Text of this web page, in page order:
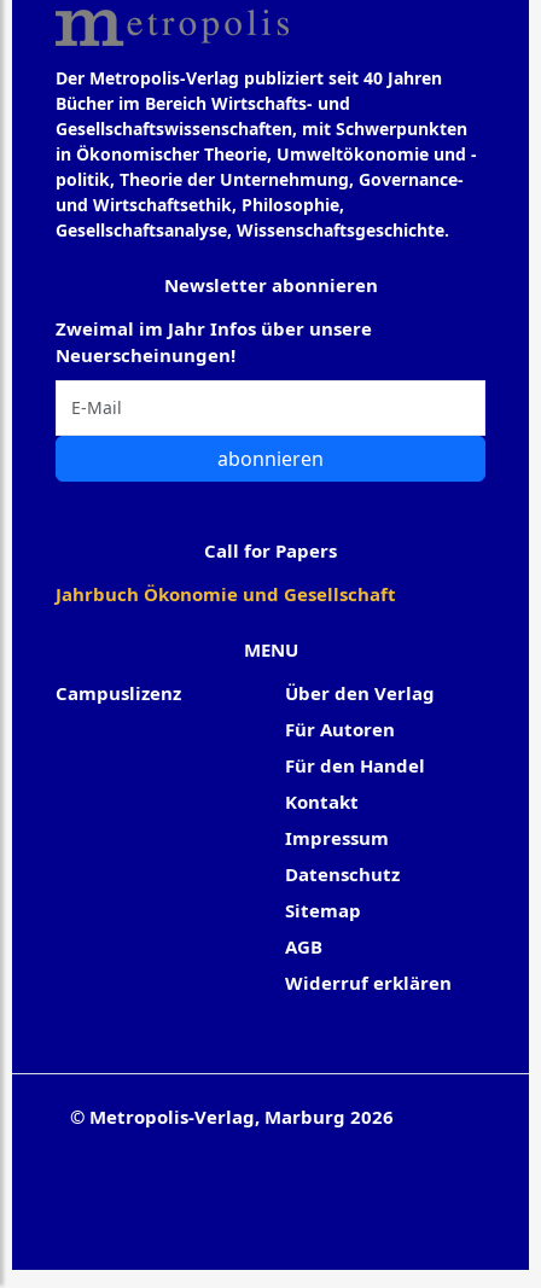
Der Metropolis-Verlag publiziert seit 40 Jahren
Bücher im Bereich Wirtschafts- und
Gesellschaftswissenschaften, mit Schwerpunkten
in Ökonomischer Theorie, Umweltökonomie und -
politik, Theorie der Unternehmung, Governance-
und Wirtschaftsethik, Philosophie,
Gesellschaftsanalyse, Wissenschaftsgeschichte.
MENU
Campuslizenz
Über den Verlag
Für Autoren
Für den Handel
Kontakt
Impressum
Datenschutz
Sitemap
AGB
Widerruf erklären
Newsletter abonnieren
Zweimal im Jahr Infos über unsere
Neuerscheinungen!
abonnieren
Call for Papers
Jahrbuch Ökonomie und Gesellschaft
© Metropolis-Verlag, Marburg 2026